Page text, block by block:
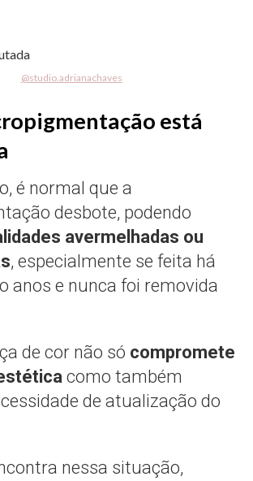
@studio.adrianachaves
está
é normal que a
desbote, podendo
avermelhadas ou
, especialmente se feita há
anos e nunca foi removida
de cor não só compromete
como também
de atualização do
nessa situação,